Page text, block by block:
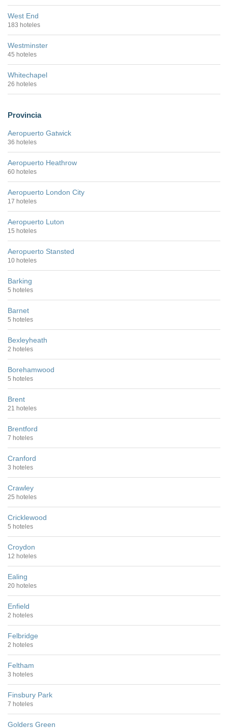
West End
183 hoteles
Westminster
45 hoteles
Whitechapel
26 hoteles
Provincia
Aeropuerto Gatwick
36 hoteles
Aeropuerto Heathrow
60 hoteles
Aeropuerto London City
17 hoteles
Aeropuerto Luton
15 hoteles
Aeropuerto Stansted
10 hoteles
Barking
5 hoteles
Barnet
5 hoteles
Bexleyheath
2 hoteles
Borehamwood
5 hoteles
Brent
21 hoteles
Brentford
7 hoteles
Cranford
3 hoteles
Crawley
25 hoteles
Cricklewood
5 hoteles
Croydon
12 hoteles
Ealing
20 hoteles
Enfield
2 hoteles
Felbridge
2 hoteles
Feltham
3 hoteles
Finsbury Park
7 hoteles
Golders Green